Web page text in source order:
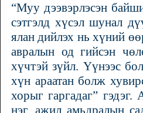
“Муу дээвэрлэсэн
сэтгэлд хүсэл шунал
ялан дийлэх нь хүний
авралын од гийсэн
хүчтэй зүйл. Үүнээс
хүн араатан болж
хорыг гаргадаг”
нэг, ажил амьдралын